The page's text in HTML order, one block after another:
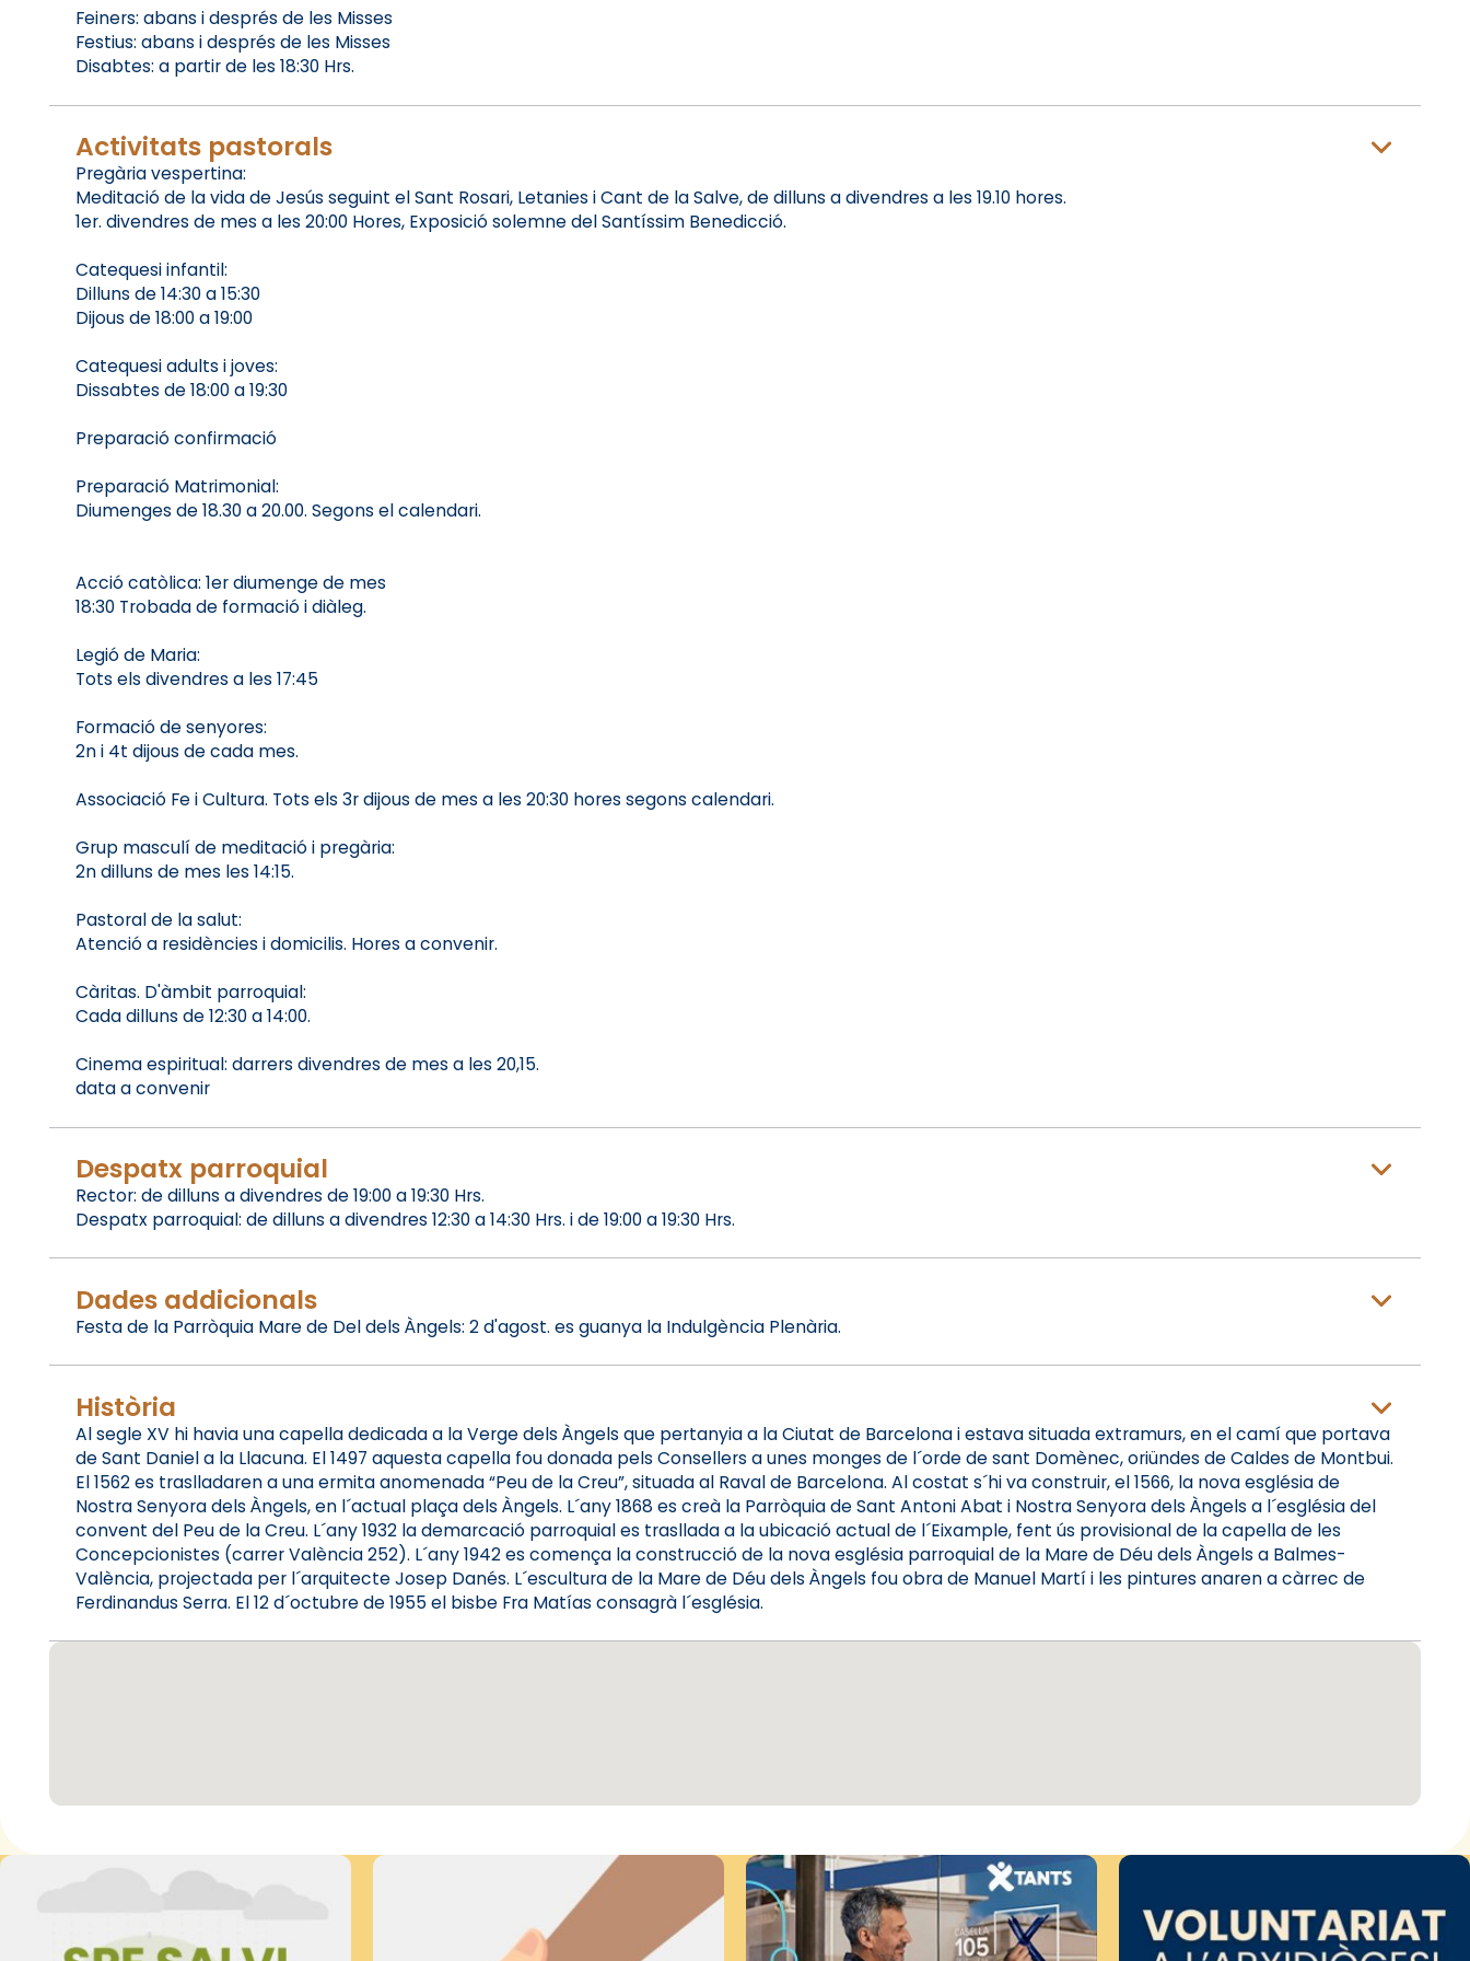
Feiners: abans i després de les Misses
Festius: abans i després de les Misses
Disabtes: a partir de les 18:30 Hrs.
Activitats pastorals
Pregària vespertina:
Meditació de la vida de Jesús seguint el Sant Rosari, Letanies i Cant de la Salve, de dilluns a divendres a les 19.10 hores.
1er. divendres de mes a les 20:00 Hores, Exposició solemne del Santíssim Benedicció.
Catequesi infantil:
Dilluns de 14:30 a 15:30
Dijous de 18:00 a 19:00
Catequesi adults i joves:
Dissabtes de 18:00 a 19:30
Preparació confirmació
Preparació Matrimonial:
Diumenges de 18.30 a 20.00. Segons el calendari.
Acció catòlica: 1er diumenge de mes
18:30 Trobada de formació i diàleg.
Legió de Maria:
Tots els divendres a les 17:45
Formació de senyores:
2n i 4t dijous de cada mes.
Associació Fe i Cultura. Tots els 3r dijous de mes a les 20:30 hores segons calendari.
Grup masculí de meditació i pregària:
2n dilluns de mes les 14:15.
Pastoral de la salut:
Atenció a residències i domicilis. Hores a convenir.
Càritas. D'àmbit parroquial:
Cada dilluns de 12:30 a 14:00.
Cinema espiritual: darrers divendres de mes a les 20,15.
data a convenir
Despatx parroquial
Rector: de dilluns a divendres de 19:00 a 19:30 Hrs.
Despatx parroquial: de dilluns a divendres 12:30 a 14:30 Hrs. i de 19:00 a 19:30 Hrs.
Dades addicionals
Festa de la Parròquia Mare de Del dels Àngels: 2 d'agost. es guanya la Indulgència Plenària.
Història
Al segle XV hi havia una capella dedicada a la Verge dels Àngels que pertanyia a la Ciutat de Barcelona i estava situada extramurs, en el camí que portava
de Sant Daniel a la Llacuna. El 1497 aquesta capella fou donada pels Consellers a unes monges de l´orde de sant Domènec, oriündes de Caldes de Montbui.
El 1562 es traslladaren a una ermita anomenada “Peu de la Creu”, situada al Raval de Barcelona. Al costat s´hi va construir, el 1566, la nova església de
Nostra Senyora dels Àngels, en l´actual plaça dels Àngels. L´any 1868 es creà la Parròquia de Sant Antoni Abat i Nostra Senyora dels Àngels a l´església del
convent del Peu de la Creu. L´any 1932 la demarcació parroquial es trasllada a la ubicació actual de l´Eixample, fent ús provisional de la capella de les
Concepcionistes (carrer València 252). L´any 1942 es comença la construcció de la nova església parroquial de la Mare de Déu dels Àngels a Balmes-
València, projectada per l´arquitecte Josep Danés. L´escultura de la Mare de Déu dels Àngels fou obra de Manuel Martí i les pintures anaren a càrrec de
Ferdinandus Serra. El 12 d´octubre de 1955 el bisbe Fra Matías consagrà l´església.